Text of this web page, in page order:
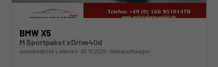
BMW X5
M Sportpaket xDrive40d
unverbindliche Lieferzeit: 03.10.2026 Gebrauchtwagen